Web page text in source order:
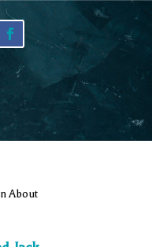
About